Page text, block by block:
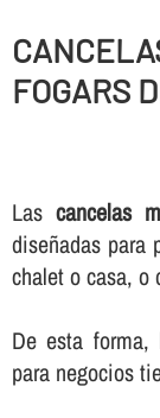
FOGARS
Las cancelas
diseñadas para
chalet o casa, o
De esta forma,
para negocios